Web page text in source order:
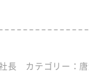
長 カテゴリー：